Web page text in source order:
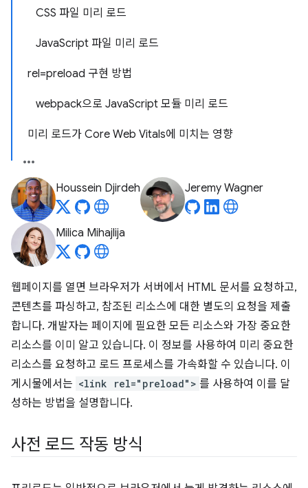
CSS 파일 미리 로드
JavaScript 파일 미리 로드
rel=preload 구현 방법
webpack으로 JavaScript 모듈 미리 로드
미리 로드가 Core Web Vitals에 미치는 영향
Houssein Djirdeh Jeremy Wagner
Milica Mihajlija
웹페이지를 열면 브라우저가 서버에서 HTML 문서를 요청하고,
콘텐츠를 파싱하고, 참조된 리소스에 대한 별도의 요청을 제출
합니다. 개발자는 페이지에 필요한 모든 리소스와 가장 중요한
리소스를 이미 알고 있습니다. 이 정보를 사용하여 미리 중요한
리소스를 요청하고 로드 프로세스를 가속화할 수 있습니다. 이
게시물에서는 <link rel="preload"> 를 사용하여 이를 달
성하는 방법을 설명합니다.
사전 로드 작동 방식